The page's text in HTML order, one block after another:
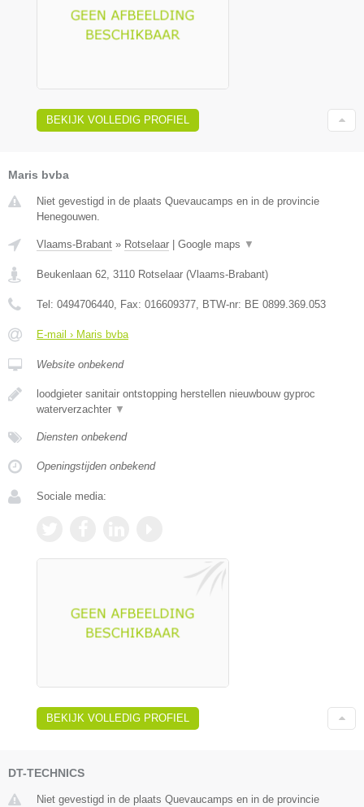
BEKIJK VOLLEDIG PROFIEL
Maris bvba
Niet gevestigd in de plaats Quevaucamps en in de provincie
Henegouwen.
Vlaams-Brabant » Rotselaar Google maps ▼
Beukenlaan 62, 3110 Rotselaar (Vlaams-Brabant)
Tel: 0494706440, Fax: 016609377, BTW-nr: BE 0899.369.053
E-mail › Maris bvba
Website onbekend
loodgieter sanitair ontstopping herstellen nieuwbouw gyproc
waterverzachter ▼
Diensten onbekend
Openingstijden onbekend
Sociale media:
BEKIJK VOLLEDIG PROFIEL
DT-TECHNICS
Niet gevestigd in de plaats Quevaucamps en in de provincie